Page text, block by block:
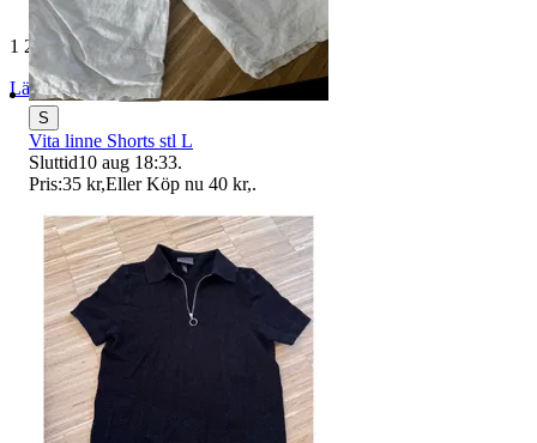
1 229 omdömen
Läs omdömen Följ
S
Vita linne Shorts stl L
Sluttid10 aug 18:33.
Pris:35 kr,Eller Köp nu 40 kr,.